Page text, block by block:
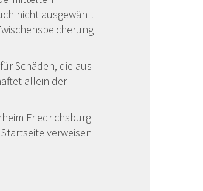
nicht ausgewählt
Schäden, die aus
allein der
Friedrichsburg
verweisen